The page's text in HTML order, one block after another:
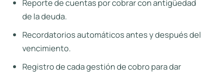
Reporte de cuentas por cobrar con antigüedad
de la deuda.
Recordatorios automáticos antes y después del
vencimiento.
Registro de cada gestión de cobro para dar